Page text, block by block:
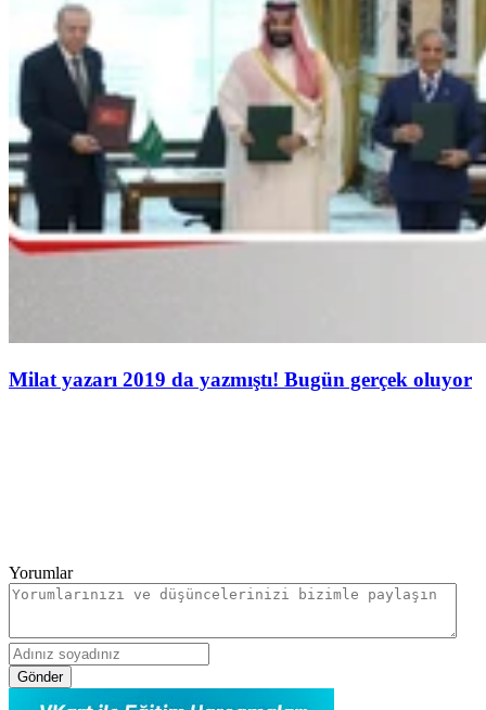
Milat yazarı 2019 da yazmıştı! Bugün gerçek oluyor
Yorumlar
Gönder